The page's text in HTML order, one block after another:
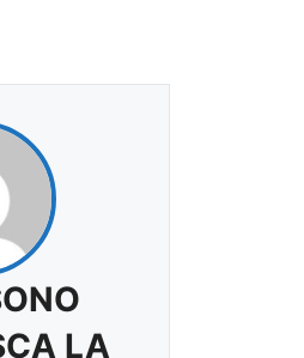
LA